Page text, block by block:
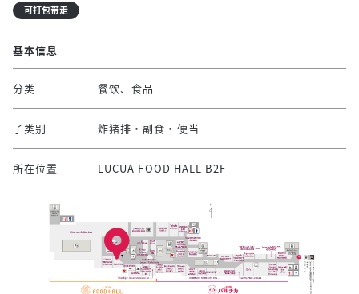
可打包带走
基本信息
分类 餐饮、食品
子类别 炸猪排・副食・便当
所在位置 LUCUA FOOD HALL B2F